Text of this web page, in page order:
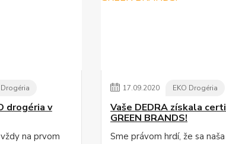
Drogéria
drogéria v
na prvom
17.09.2020 EKO Drogéria
Vaše DEDRA získala
GREEN BRANDS!
Sme právom hrdí, že sa naša